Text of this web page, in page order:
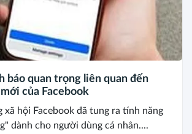
báo quan trọng liên quan đến
của Facebook
xã hội Facebook đã tung ra tính năng
dành cho người dùng cá nhân....